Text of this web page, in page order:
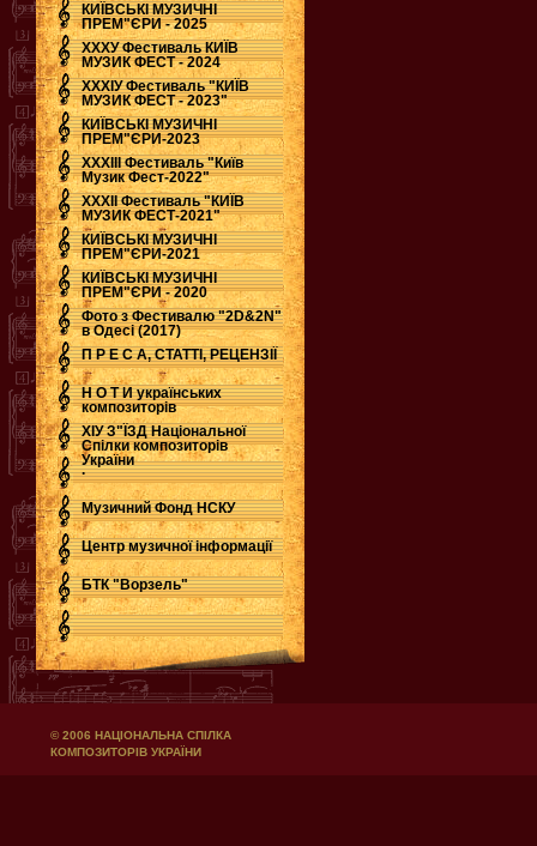
КИЇВСЬКІ МУЗИЧНІ
ПРЕМ"ЄРИ - 2025
ХХХУ Фестиваль КИЇВ
МУЗИК ФЕСТ - 2024
ХХХІУ Фестиваль "КИЇВ
МУЗИК ФЕСТ - 2023"
КИЇВСЬКІ МУЗИЧНІ
ПРЕМ"ЄРИ-2023
ХХХІІІ Фестиваль "Київ
Музик Фест-2022"
ХХХІІ Фестиваль "КИЇВ
МУЗИК ФЕСТ-2021"
КИЇВСЬКІ МУЗИЧНІ
ПРЕМ"ЄРИ-2021
КИЇВСЬКІ МУЗИЧНІ
ПРЕМ"ЄРИ - 2020
Фото з Фестивалю "2D&2N"
в Одесі (2017)
П Р Е С А, СТАТТІ, РЕЦЕНЗІЇ
Н О Т И українських
композиторів
ХІУ З"ЇЗД Національної
Спілки композиторів
України
.
Музичний Фонд НСКУ
Центр музичної інформації
БТК "Ворзель"
© 2006 НАЦІОНАЛЬНА СПІЛКА
КОМПОЗИТОРІВ УКРАЇНИ